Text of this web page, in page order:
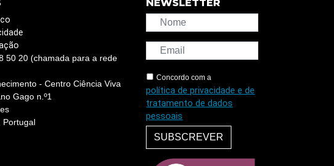
50 20 (chamada para a rede
- Centro Ciência Viva
Gago n.º1
Portugal
NEWSLETTER
Concordo com a
política de privacidade e de
tratamento de dados
pessoais
SUBSCREVER